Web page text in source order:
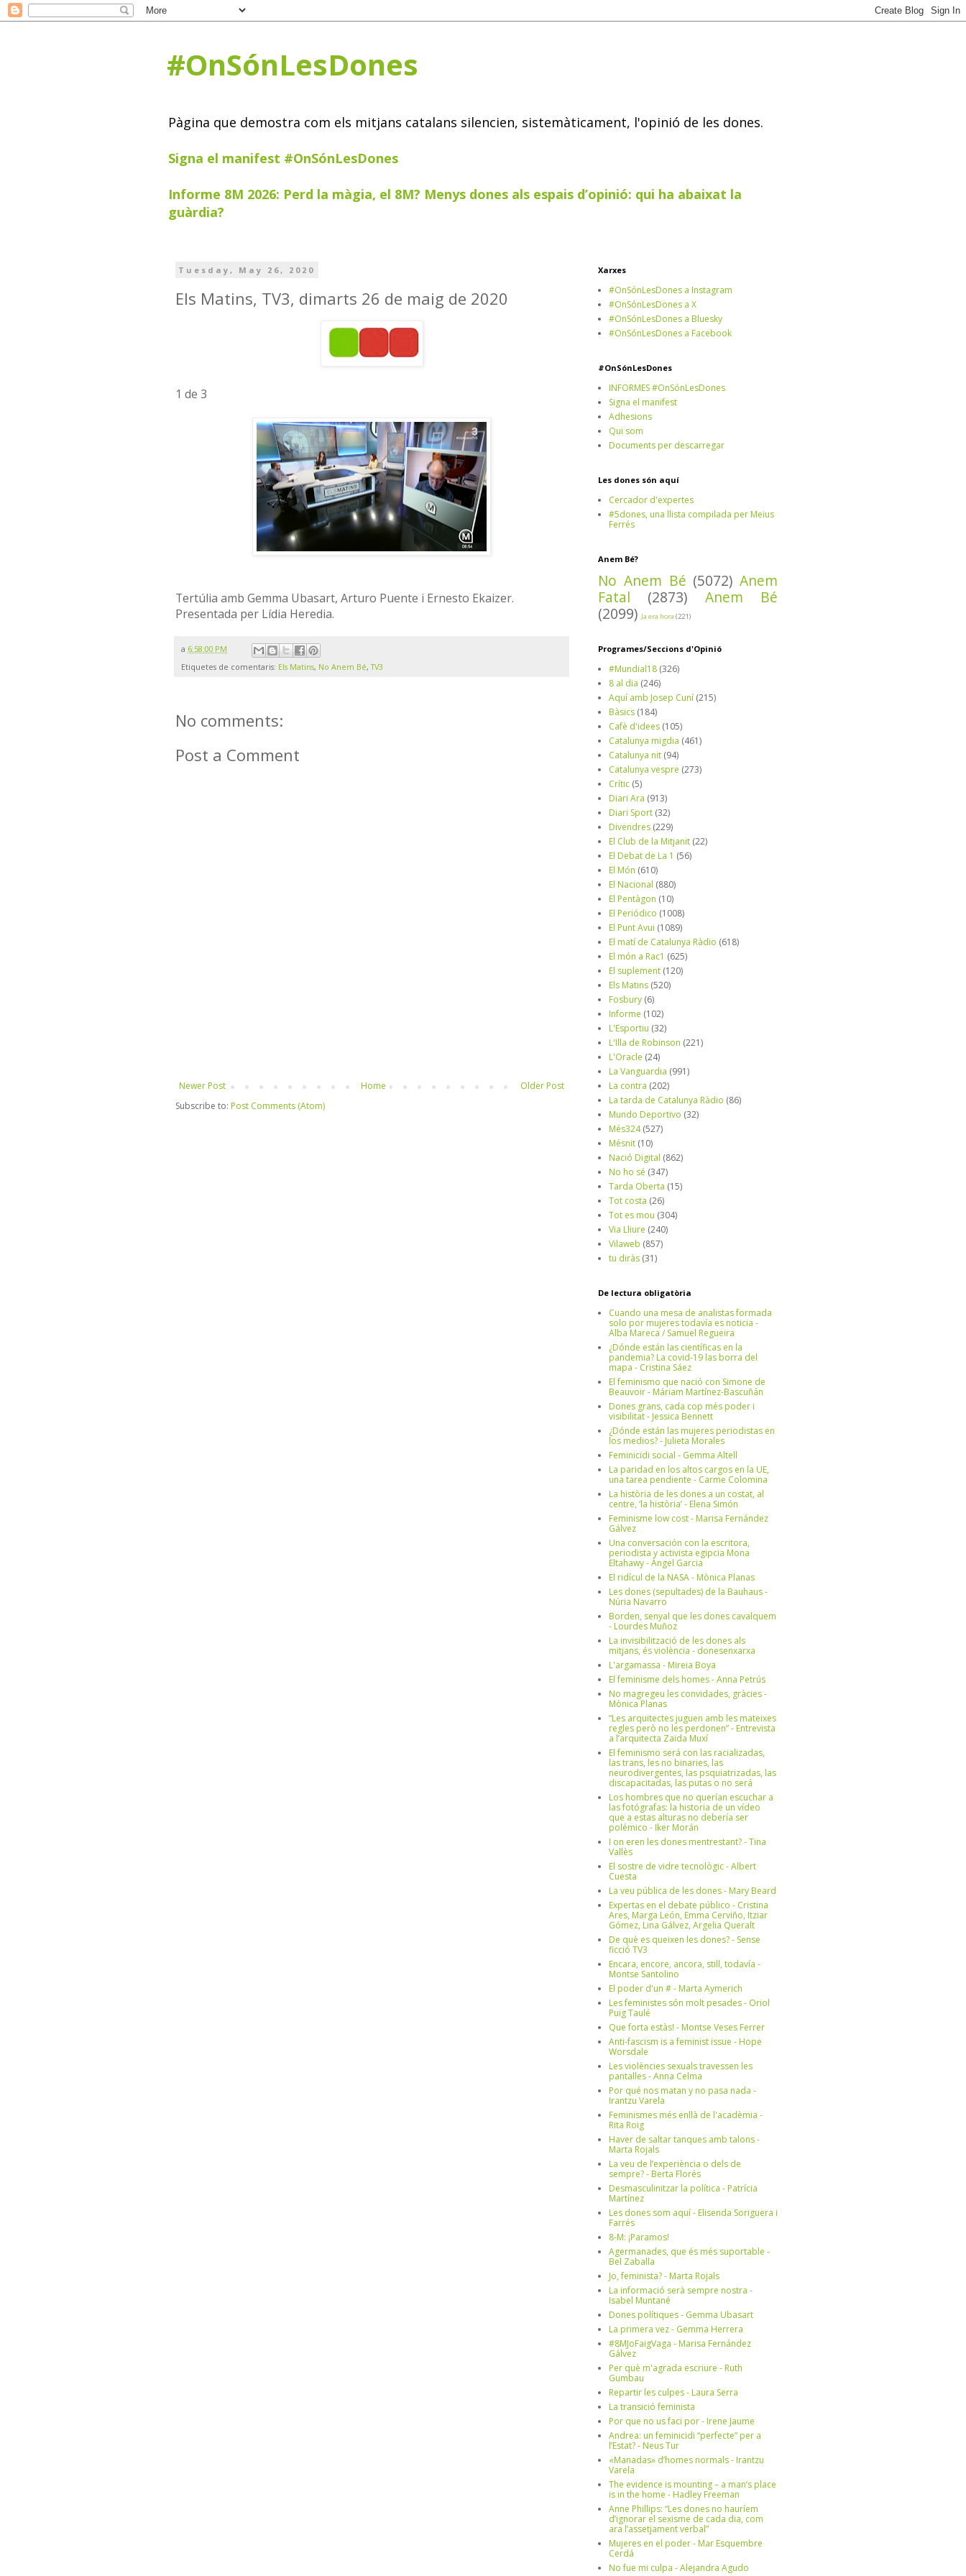
#OnSónLesDones
Pàgina que demostra com els mitjans catalans silencien, sistemàticament, l'opinió de les dones.
Signa el manifest #OnSónLesDones
Informe 8M 2026: Perd la màgia, el 8M? Menys dones als espais d’opinió: qui ha abaixat la
guàrdia?
Tuesday, May 26, 2020
Els Matins, TV3, dimarts 26 de maig de 2020
1 de 3
Tertúlia amb Gemma Ubasart, Arturo Puente i Ernesto Ekaizer.
Presentada per Lídia Heredia.
a 6:58:00 PM
Etiquetes de comentaris: Els Matins, No Anem Bé,TV3
No comments:
Post a Comment
Newer Post Older Post
Home
Subscribe to: Post Comments (Atom)
Xarxes
#OnSónLesDones a Instagram
#OnSónLesDones a X
#OnSónLesDones a Bluesky
#OnSónLesDones a Facebook
#OnSónLesDones
INFORMES #OnSónLesDones
Signa el manifest
Adhesions
Qui som
Documents per descarregar
Les dones són aquí
Cercador d'expertes
#5dones, una llista compilada per Meius
Ferrés
Anem Bé?
No Anem Bé (5072) Anem
Fatal
(2873)
Anem Bé
(2099) Ja era hora (221)
Programes/Seccions d'Opinió
#Mundial18 (326)
8 al dia (246)
Aquí amb Josep Cuní (215)
Bàsics (184)
Cafè d'idees (105)
Catalunya migdia (461)
Catalunya nit (94)
Catalunya vespre (273)
Crític (5)
Diari Ara (913)
Diari Sport (32)
Divendres (229)
El Club de la Mitjanit (22)
El Debat de La 1 (56)
El Món (610)
El Nacional (880)
El Pentàgon (10)
El Periódico (1008)
El Punt Avui (1089)
El matí de Catalunya Ràdio (618)
El món a Rac1 (625)
El suplement (120)
Els Matins (520)
Fosbury (6)
Informe (102)
L'Esportiu (32)
L'Illa de Robinson (221)
L'Oracle (24)
La Vanguardia (991)
La contra (202)
La tarda de Catalunya Ràdio (86)
Mundo Deportivo (32)
Més324 (527)
Mésnit (10)
Nació Digital (862)
No ho sé (347)
Tarda Oberta (15)
Tot costa (26)
Tot es mou (304)
Via Lliure (240)
Vilaweb (857)
tu diràs (31)
De lectura obligatòria
Cuando una mesa de analistas formada
solo por mujeres todavía es noticia -
Alba Mareca / Samuel Regueira
¿Dónde están las científicas en la
pandemia? La covid-19 las borra del
mapa - Cristina Sáez
El feminismo que nació con Simone de
Beauvoir - Máriam Martínez-Bascuñán
Dones grans, cada cop més poder i
visibilitat - Jessica Bennett
¿Dónde están las mujeres periodistas en
los medios? - Julieta Morales
Feminicidi social - Gemma Altell
La paridad en los altos cargos en la UE,
una tarea pendiente - Carme Colomina
La història de les dones a un costat, al
centre, ‘la història’ - Elena Simón
Feminisme low cost - Marisa Fernández
Gálvez
Una conversación con la escritora,
periodista y activista egipcia Mona
Eltahawy - Àngel Garcia
El ridícul de la NASA - Mònica Planas
Les dones (sepultades) de la Bauhaus -
Núria Navarro
Borden, senyal que les dones cavalquem
- Lourdes Muñoz
La invisibilització de les dones als
mitjans, és violència - donesenxarxa
L'argamassa - Mireia Boya
El feminisme dels homes - Anna Petrús
No magregeu les convidades, gràcies -
Mònica Planas
“Les arquitectes juguen amb les mateixes
regles però no les perdonen” - Entrevista
a l’arquitecta Zaida Muxí
El feminismo será con las racializadas,
las trans, les no binaries, las
neurodivergentes, las psquiatrizadas, las
discapacitadas, las putas o no será
Los hombres que no querían escuchar a
las fotógrafas: la historia de un vídeo
que a estas alturas no debería ser
polémico - Iker Morán
I on eren les dones mentrestant? - Tina
Vallès
El sostre de vidre tecnològic - Albert
Cuesta
La veu pública de les dones - Mary Beard
Expertas en el debate público - Cristina
Ares, Marga León, Emma Cerviño, Itziar
Gómez, Lina Gálvez, Argelia Queralt
De què es queixen les dones? - Sense
ficció TV3
Encara, encore, ancora, still, todavía -
Montse Santolino
El poder d'un # - Marta Aymerich
Les feministes són molt pesades - Oriol
Puig Taulé
Que forta estàs! - Montse Veses Ferrer
Anti-fascism is a feminist issue - Hope
Worsdale
Les violències sexuals travessen les
pantalles - Anna Celma
Por qué nos matan y no pasa nada -
Irantzu Varela
Feminismes més enllà de l'acadèmia -
Rita Roig
Haver de saltar tanques amb talons -
Marta Rojals
La veu de l’experiència o dels de
sempre? - Berta Florés
Desmasculinitzar la política - Patrícia
Martínez
Les dones som aquí - Elisenda Soriguera i
Farrés
8-M: ¡Paramos!
Agermanades, que és més suportable -
Bel Zaballa
Jo, feminista? - Marta Rojals
La informació serà sempre nostra -
Isabel Muntané
Dones polítiques - Gemma Ubasart
La primera vez - Gemma Herrera
#8MJoFaigVaga - Marisa Fernández
Gálvez
Per què m'agrada escriure - Ruth
Gumbau
Repartir les culpes - Laura Serra
La transició feminista
Por que no us faci por - Irene Jaume
Andrea: un feminicidi “perfecte” per a
l’Estat? - Neus Tur
«Manadas» d’homes normals - Irantzu
Varela
The evidence is mounting – a man’s place
is in the home - Hadley Freeman
Anne Phillips: “Les dones no hauríem
d’ignorar el sexisme de cada dia, com
ara l’assetjament verbal”
Mujeres en el poder - Mar Esquembre
Cerdá
No fue mi culpa - Alejandra Agudo